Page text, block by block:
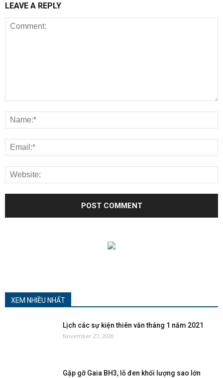
LEAVE A REPLY
XEM NHIỀU NHẤT
Lịch các sự kiện thiên văn tháng 1 năm 2021
November 27, 2020
Gặp gỡ Gaia BH3, lỗ đen khối lượng sao lớn